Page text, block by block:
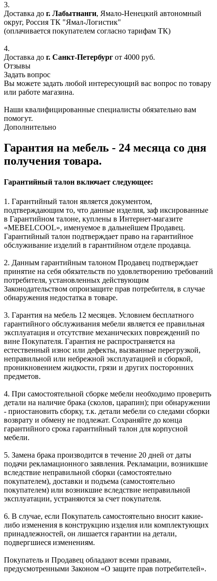
3.
Доставка до г. Лабытнанги, Ямало-Ненецкий автономный
округ, Россия ТК "Ямал-Логистик"
(оплачивается покупателем согласно тарифам ТК)
4.
Доставка до г. Санкт-Петербург от 4000 руб.
Отзывы
Задать вопрос
Вы можете задать любой интересующий вас вопрос по товару
или работе магазина.
Наши квалифицированные специалисты обязательно вам
помогут.
Дополнительно
Гарантия на мебель - 24 месяца со дня
получения товара.
Гарантийный талон включает следующее:
1. Гарантийный талон является документом,
подтверждающим то, что данные изделия, заф иксированные
в Гарантийном талоне, куплены в Интернет-магазите
«MEBELCOOL», именуемое в дальнейшем Продавец.
Гарантийный талон подтверждает право на гарантийное
обслуживание изделий в гарантийном отделе продавца.
2. Данным гарантийным талоном Продавец подтверждает
принятие на себя обязательств по удовлетворению требований
потребителя, установленных действующим
Законодательством опроизащите прав потребителя, в случае
обнаружения недостатка в товаре.
3. Гарантия на мебель 12 месяцев. Условием бесплатного
гарантийного обслуживания мебели является ее правильная
эксплуатация и отсутствие механических повреждений по
вине Покупателя. Гарантия не распространяется на
естественный износ или дефекты, вызванные перегрузкой,
неправильной или небрежной эксплуатацией и сборкой,
проникновением жидкости, грязи и других посторонних
предметов.
4. При самостоятельной сборке мебели необходимо проверить
детали на наличие брака (сколов, царапин); при обнаружении
- приостановить сборку, т.к. детали мебели со следами сборки
возврату и обмену не подлежат. Сохраняйте до конца
гарантийного срока гарантийный талон для корпусной
мебели.
5. Замена брака производится в течение 20 дней от даты
подачи рекламационного заявления. Рекламации, возникшие
вследствие неправильной сборки (самостоятельно
покупателем), доставки и подъема (самостоятельно
покупателем) или возникшие вследствие неправильной
эксплуатации, устраняются за счет покупателя.
6. В случае, если Покупатель самостоятельно вносит какие-
либо изменения в конструкцию изделия или комплектующих
принадлежностей, он лишается гарантии на детали,
подвергшиеся изменениям.
Покупатель и Продавец обладают всеми правами,
предусмотренными Законом «О защите прав потребителей».